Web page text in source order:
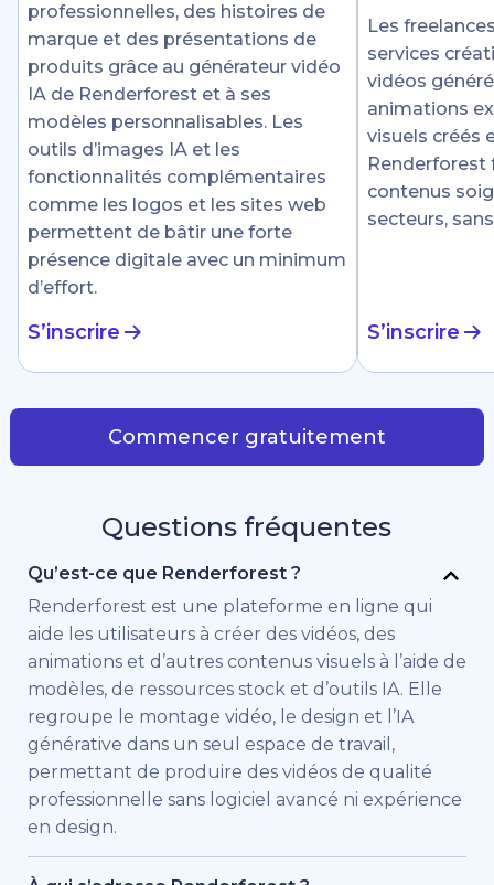
professionnelles, des histoires de
marque et des présentations de
produits grâce au générateur vidéo
IA de Renderforest et à ses
modèles personnalisables. Les
outils d’images IA et les
fonctionnalités complémentaires
comme les logos et les sites web
permettent de bâtir une forte
présence digitale avec un minimum
d’effort.
S’inscrire
Les
services
vidéos
animations
visuels créés
Renderforest
contenus
secteurs,
S’inscrire
Commencer gratuitement
Questions fréquentes
Qu’est-ce que Renderforest ?
Renderforest est une plateforme en ligne qui
aide les utilisateurs à créer des vidéos, des
animations et d’autres contenus visuels à l’aide de
modèles, de ressources stock et d’outils IA. Elle
regroupe le montage vidéo, le design et l’IA
générative dans un seul espace de travail,
permettant de produire des vidéos de qualité
professionnelle sans logiciel avancé ni expérience
en design.